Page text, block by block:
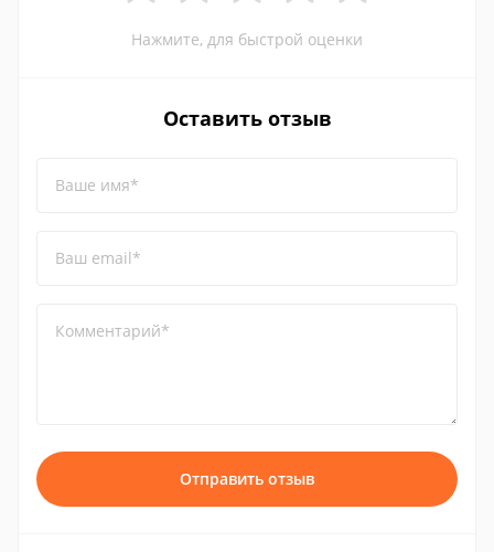
Нажмите, для быстрой оценки
Оставить отзыв
Ваше имя*
Ваш email*
Комментарий*
Отправить отзыв